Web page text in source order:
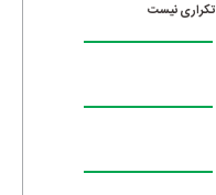
نیست